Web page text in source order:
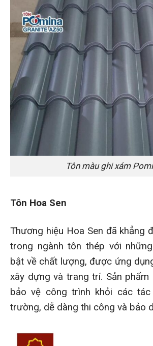
Tôn màu ghi xám
Tôn Hoa Sen
Thương hiệu Hoa Sen đã khẳng
trong ngành tôn thép với
bật về chất lượng, được ứng
xây dựng và trang trí. Sản
bảo vệ công trình khỏi các
trường, dễ dàng thi công và bảo